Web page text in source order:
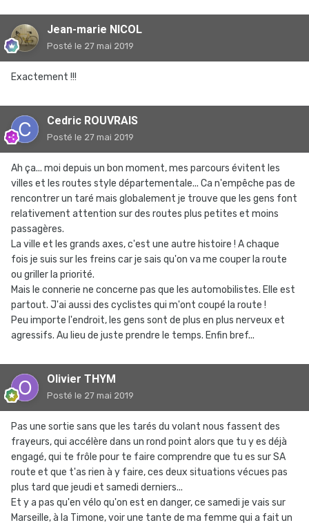
Jean-marie NICOL
Posté le 27 mai 2019
Exactement !!!
Cedric ROUVRAIS
Posté le 27 mai 2019
Ah ça... moi depuis un bon moment, mes parcours évitent les
villes et les routes style départementale... Ca n'empêche pas de
rencontrer un taré mais globalement je trouve que les gens font
relativement attention sur des routes plus petites et moins
passagères.
La ville et les grands axes, c'est une autre histoire ! A chaque
fois je suis sur les freins car je sais qu'on va me couper la route
ou griller la priorité.
Mais le connerie ne concerne pas que les automobilistes. Elle est
partout. J'ai aussi des cyclistes qui m'ont coupé la route !
Peu importe l'endroit, les gens sont de plus en plus nerveux et
agressifs. Au lieu de juste prendre le temps. Enfin bref...
Olivier THYM
Posté le 27 mai 2019
Pas une sortie sans que les tarés du volant nous fassent des
frayeurs, qui accélère dans un rond point alors que tu y es déjà
engagé, qui te frôle pour te faire comprendre que tu es sur SA
route et que t'as rien à y faire, ces deux situations vécues pas
plus tard que jeudi et samedi derniers...
Et y a pas qu'en vélo qu'on est en danger, ce samedi je vais sur
Marseille, à la Timone, voir une tante de ma femme qui a fait un